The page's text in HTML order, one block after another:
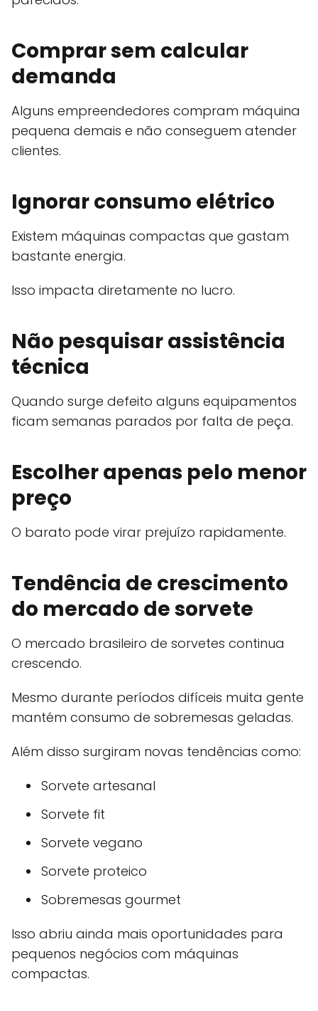
Comprar sem calcular
demanda
Alguns empreendedores compram máquina
pequena demais e não conseguem atender
clientes.
Ignorar consumo elétrico
Existem máquinas compactas que gastam
bastante energia.
Isso impacta diretamente no lucro.
Não pesquisar assistência
técnica
Quando surge defeito alguns equipamentos
ficam semanas parados por falta de peça.
Escolher apenas pelo menor
preço
O barato pode virar prejuízo rapidamente.
Tendência de crescimento
do mercado de sorvete
O mercado brasileiro de sorvetes continua
crescendo.
Mesmo durante períodos difíceis muita gente
mantém consumo de sobremesas geladas.
Além disso surgiram novas tendências como:
Sorvete artesanal
Sorvete fit
Sorvete vegano
Sorvete proteico
Sobremesas gourmet
Isso abriu ainda mais oportunidades para
pequenos negócios com máquinas
compactas.